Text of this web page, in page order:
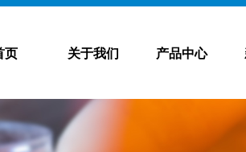
页 关于我们 产品中心